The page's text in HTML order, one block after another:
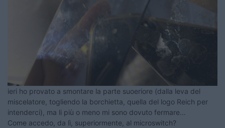
ieri ho provato a smontare la parte suoeriore (dalla leva del
miscelatore, togliendo la borchietta, quella del logo Reich per
intenderci), ma li più o meno mi sono dovuto fermare…
Come accedo, da lì, superiormente, al microswitch?